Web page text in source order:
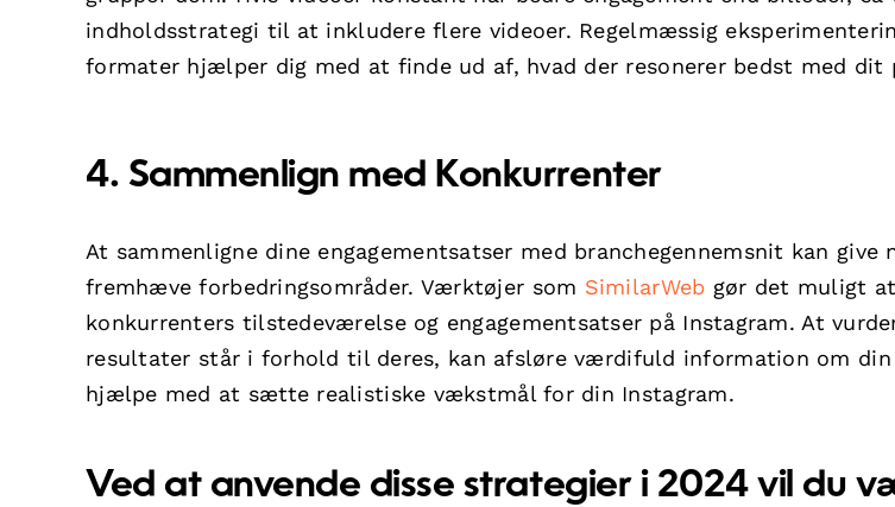
indholdsstrategi til at inkludere flere videoer. Regelmæssig
formater hjælper dig med at finde ud af, hvad der resonerer bedst med dit
4. Sammenlign med Konkurrenter
At sammenligne dine engagementsatser med branchegennemsnit kan
fremhæve forbedringsområder. Værktøjer som SimilarWeb gør det muligt
konkurrenters tilstedeværelse og engagementsatser på Instagram. At
resultater står i forhold til deres, kan afsløre værdifuld information om din
hjælpe med at sætte realistiske vækstmål for din Instagram.
Ved at anvende disse strategier i 2024 vil du